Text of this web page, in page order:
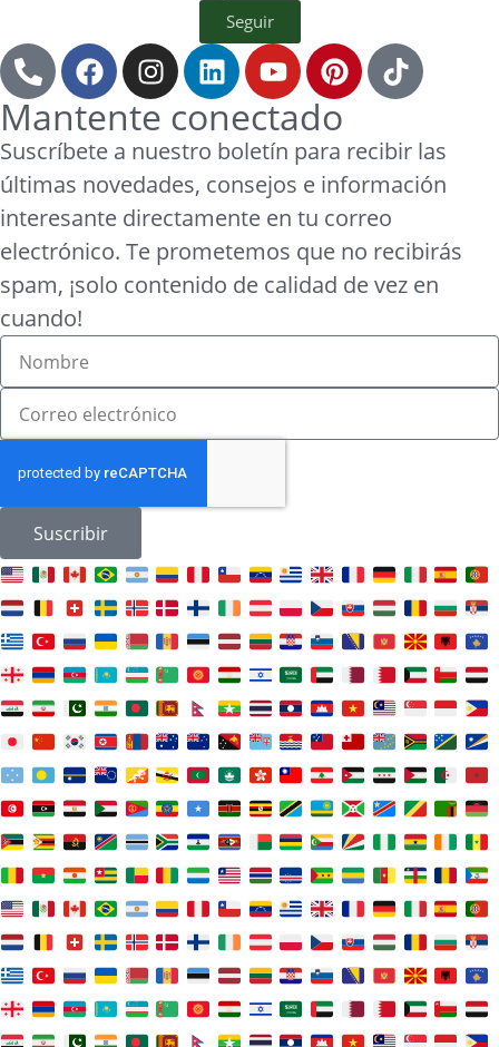
Seguir
Mantente conectado
Suscríbete a nuestro boletín para recibir las
últimas novedades, consejos e información
interesante directamente en tu correo
electrónico. Te prometemos que no recibirás
spam, ¡solo contenido de calidad de vez en
cuando!
Suscribir